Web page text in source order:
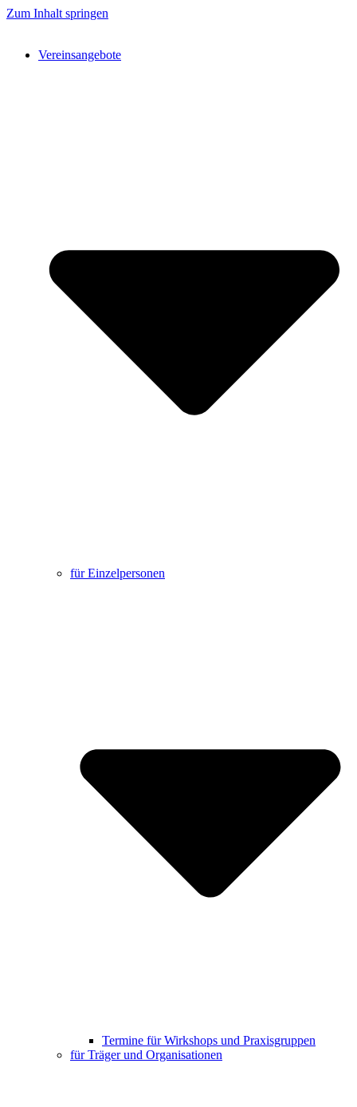
Zum Inhalt springen
Vereinsangebote
für Einzelpersonen
Termine für Wirkshops und Praxisgruppen
für Träger und Organisationen